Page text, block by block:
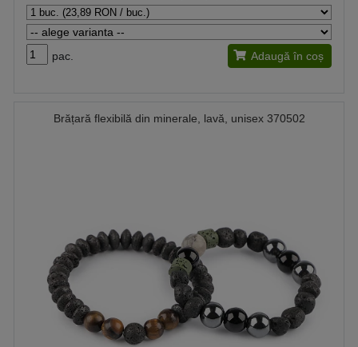
pac. Adaugă în coș
Brățară flexibilă din minerale, lavă, unisex 370502